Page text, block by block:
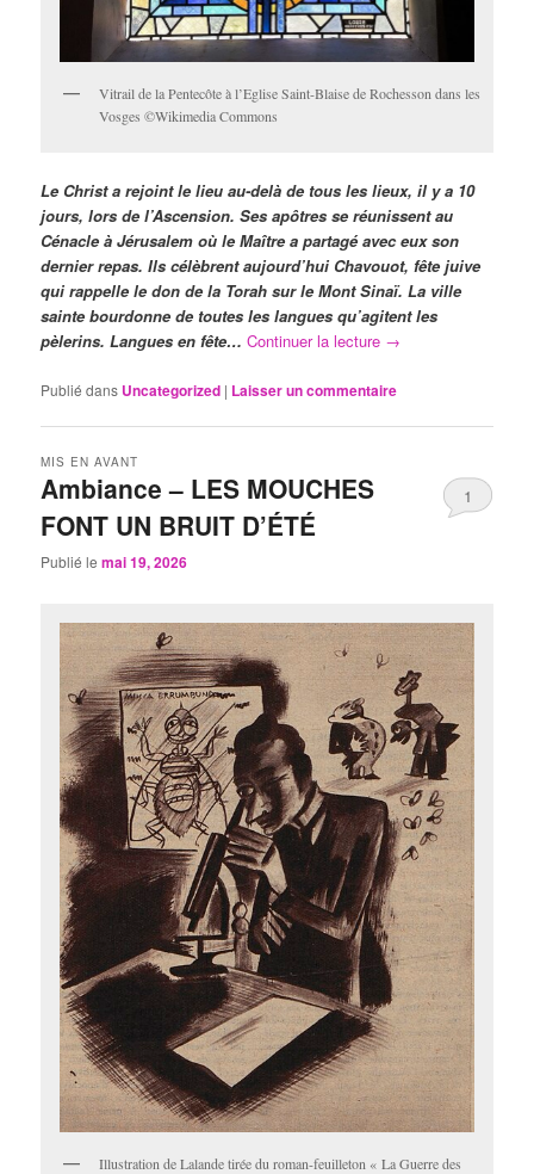
Vitrail de la Pentecôte à l’Eglise Saint-Blaise de Rochesson dans les
Vosges ©Wikimedia Commons
Le Christ a rejoint le lieu au-delà de tous les lieux, il y a 10
jours, lors de l’Ascension. Ses apôtres se réunissent au
Cénacle à Jérusalem où le Maître a partagé avec eux son
dernier repas. Ils célèbrent aujourd’hui Chavouot, fête juive
qui rappelle le don de la Torah sur le Mont Sinaï. La ville
sainte bourdonne de toutes les langues qu’agitent les
pèlerins. Langues en fête… Continuer la lecture →
Publié dans Uncategorized | Laisser un commentaire
Ambiance – LES MOUCHES
FONT UN BRUIT D’ÉTÉ
MIS EN AVANT
Publié lemai 19, 2026
1
Illustration de Lalande tirée du roman-feuilleton « La Guerre des